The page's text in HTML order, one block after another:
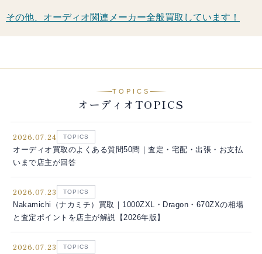
その他、オーディオ関連メーカー全般買取しています！
TOPICS
オーディオTOPICS
2026.07.24 TOPICS
オーディオ買取のよくある質問50問｜査定・宅配・出張・お支払
いまで店主が回答
2026.07.23 TOPICS
Nakamichi（ナカミチ）買取｜1000ZXL・Dragon・670ZXの相場
と査定ポイントを店主が解説【2026年版】
2026.07.23 TOPICS